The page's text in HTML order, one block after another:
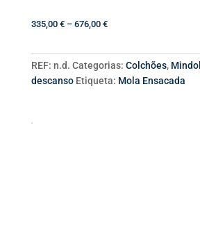
335,00 € – 676,00 €Price
335,00 €
through
676,00 €
REF: n.d. Categorias: Colchões, Mindol
descanso Etiqueta: Mola Ensacada